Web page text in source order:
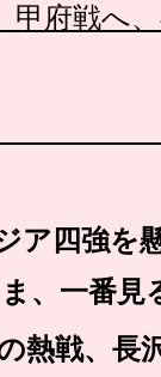
甲府戦へ
ア四強を
、一番見
熱戦、長